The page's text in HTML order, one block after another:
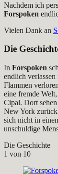
Nachdem ich
Forspoken
Vielen Dank an
Die
In Forspoken
endlich
Flammen
eine fremde
Cipal. Dort
New York
sich nicht in
unschuldige
Die Geschichte
1 von 10